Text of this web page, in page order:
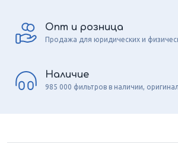
Опт и розница
Продажа для юридических и
Наличие
985 000 фильтров в наличии,